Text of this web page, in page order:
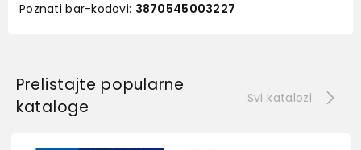
Poznati bar-kodovi: 3870545003227
Prelistajte popularne
kataloge
Svi katalozi